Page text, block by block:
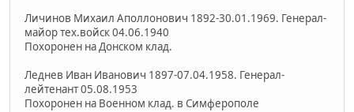
Личинов Михаил Аполлонович 1892-30.01.1969. Генерал-
майор тех.войск 04.06.1940
Похоронен на Донском клад.
Леднев Иван Иванович 1897-07.04.1958. Генерал-
лейтенант 05.08.1953
Похоронен на Военном клад. в Симферополе